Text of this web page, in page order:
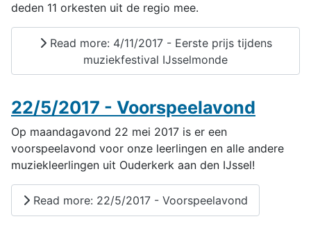
deden 11 orkesten uit de regio mee.
Read more: 4/11/2017 - Eerste prijs tijdens
muziekfestival IJsselmonde
22/5/2017 - Voorspeelavond
Op maandagavond 22 mei 2017 is er een
voorspeelavond voor onze leerlingen en alle andere
muziekleerlingen uit Ouderkerk aan den IJssel!
Read more: 22/5/2017 - Voorspeelavond